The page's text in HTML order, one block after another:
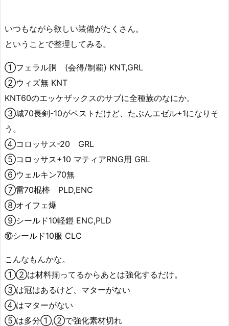
いつもながら欲しい装備がたくさん。
ということで整理してみる。
①フェラル胴 (会得/制覇) KNT,GRL
②ウィズ無 KNT
KNT60のエッケザックスのサブに全種族のなにか。
③城70長剣-10がベストだけど、たぶんエゼル+1になりそ
う。
④コロッサス-20 GRL
⑤コロッサス+10 マティアRNG用 GRL
⑥ウェルキン70無
⑦雷70棍棒 PLD,ENC
⑧オイフェ爆
⑨シールド10軽鎧 ENC,PLD
⑩シールド10服 CLC
こんなもんかな。
①②は材料揃ってるからあとは強化するだけ。
③は冠はあるけど、マターがない
④はマターがない
⑤は多分①,②で強化素材切れ